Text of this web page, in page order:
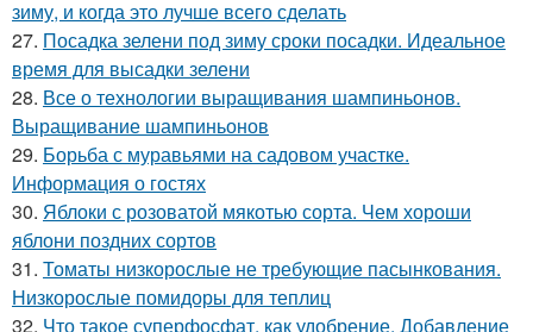
зиму, и когда это лучше всего сделать
27. Посадка зелени под зиму сроки посадки. Идеальное
время для высадки зелени
28. Все о технологии выращивания шампиньонов.
Выращивание шампиньонов
29. Борьба с муравьями на садовом участке.
Информация о гостях
30. Яблоки с розоватой мякотью сорта. Чем хороши
яблони поздних сортов
31. Томаты низкорослые не требующие пасынкования.
Низкорослые помидоры для теплиц
32. Что такое суперфосфат, как удобрение. Добавление